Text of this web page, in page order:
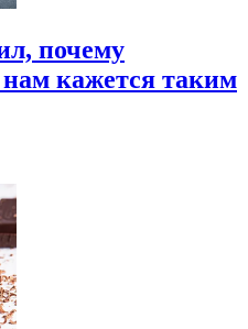
почему
кажется таким